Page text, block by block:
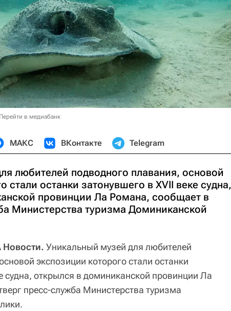
Перейти в медиабанк
МАКС ВКонтакте Telegram
любителей подводного плавания, основой
стали останки затонувшего в XVII веке судна,
провинции Ла Романа, сообщает в
Министерства туризма Доминиканской
Уникальный музей для любителей
экспозиции которого стали останки
судна, открылся в доминиканской провинции Ла
пресс-служба Министерства туризма